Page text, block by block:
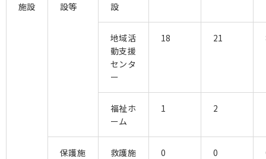
施設
設等
設
地域活
動支援
センタ
ー
18 21
福祉ホ
ーム
1 2
保護施
救護施
0 0